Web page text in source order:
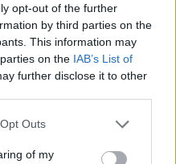
opt-out of the further
by third parties on the
This information may
on the IAB’s List of
further disclose it to other
uses one or more Google
You may click to
Outs
of my
ένα από τα καλύτερα